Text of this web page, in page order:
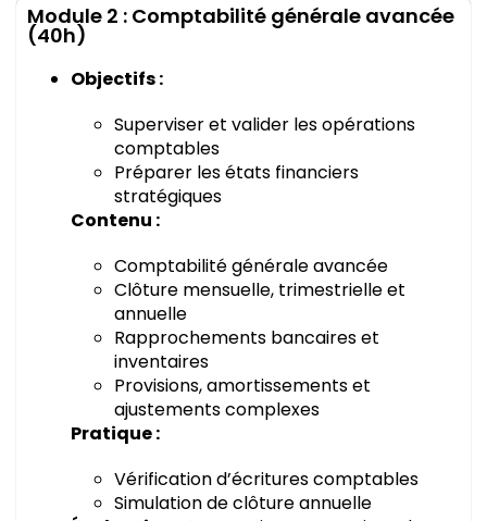
Module 2 : Comptabilité générale avancée
(40h)
Objectifs :
Superviser et valider les opérations
comptables
Préparer les états financiers
stratégiques
Contenu :
Comptabilité générale avancée
Clôture mensuelle, trimestrielle et
annuelle
Rapprochements bancaires et
inventaires
Provisions, amortissements et
ajustements complexes
Pratique :
Vérification d’écritures comptables
Simulation de clôture annuelle